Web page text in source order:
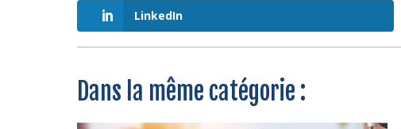
LinkedIn
Dans la même catégorie :